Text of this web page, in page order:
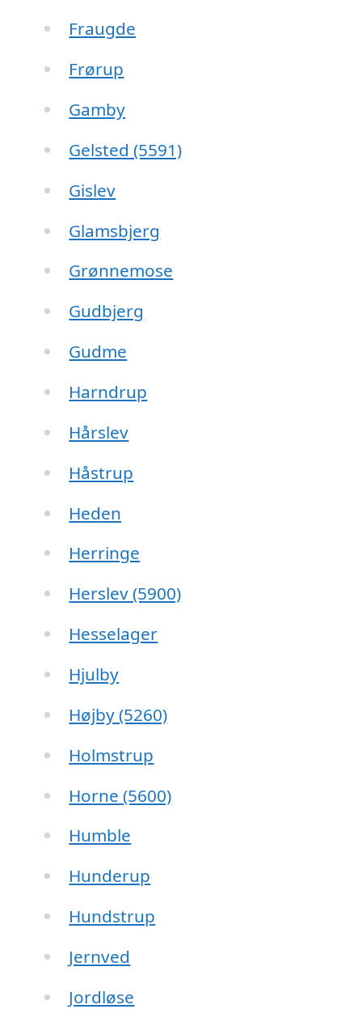
Fraugde
Frørup
Gamby
Gelsted (5591)
Gislev
Glamsbjerg
Grønnemose
Gudbjerg
Gudme
Harndrup
Hårslev
Håstrup
Heden
Herringe
Herslev (5900)
Hesselager
Hjulby
Højby (5260)
Holmstrup
Horne (5600)
Humble
Hunderup
Hundstrup
Jernved
Jordløse